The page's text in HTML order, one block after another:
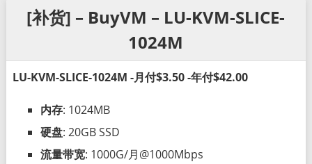
[补货] – BuyVM – LU-KVM-SLICE-
1024M
LU-KVM-SLICE-1024M -月付$3.50 -年付$42.00
内存: 1024MB
硬盘: 20GB SSD
流量带宽: 1000G/月@1000Mbps